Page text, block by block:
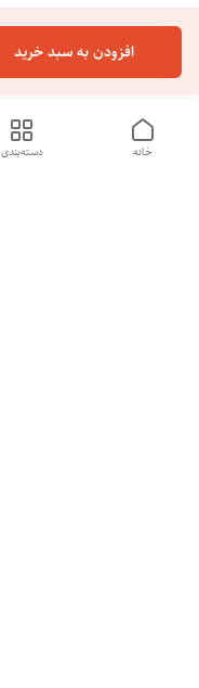
افزودن به سبد خرید
دسته‌بندی خانه